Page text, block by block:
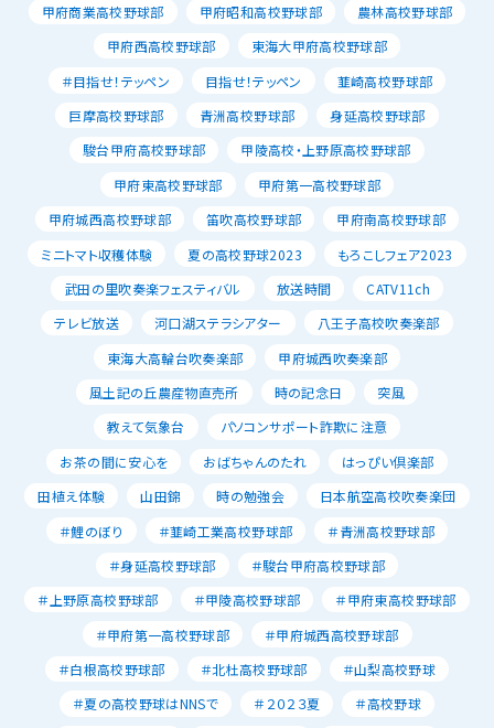
甲府商業高校野球部
甲府昭和高校野球部
農林高校野球部
甲府西高校野球部
東海大甲府高校野球部
＃目指せ！テッペン
目指せ！テッペン
韮崎高校野球部
巨摩高校野球部
青洲高校野球部
身延高校野球部
駿台甲府高校野球部
甲陵高校・上野原高校野球部
甲府東高校野球部
甲府第一高校野球部
甲府城西高校野球部
笛吹高校野球部
甲府南高校野球部
ミニトマト収穫体験
夏の高校野球2023
もろこしフェア2023
武田の里吹奏楽フェスティバル
放送時間
CATV11ch
テレビ放送
河口湖ステラシアター
八王子高校吹奏楽部
東海大高輪台吹奏楽部
甲府城西吹奏楽部
風土記の丘農産物直売所
時の記念日
突風
教えて気象台
パソコンサポート詐欺に注意
お茶の間に安心を
おばちゃんのたれ
はっぴい倶楽部
田植え体験
山田錦 時の勉強会
日本航空高校吹奏楽団
＃鯉のぼり
＃韮崎工業高校野球部
＃青洲高校野球部
＃身延高校野球部
＃駿台甲府高校野球部
＃上野原高校野球部
＃甲陵高校野球部
＃甲府東高校野球部
＃甲府第一高校野球部
＃甲府城西高校野球部
＃白根高校野球部
＃北杜高校野球部
＃山梨高校野球
＃夏の高校野球はNNSで
＃２０２３夏
＃高校野球